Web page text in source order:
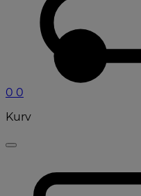
0 0
Kurv